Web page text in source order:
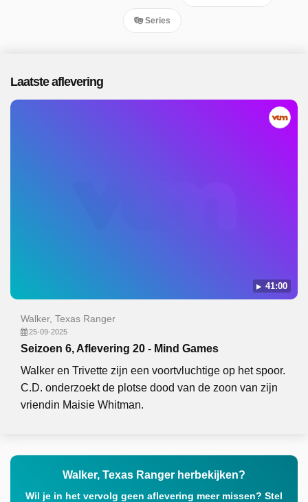
Series
Laatste aflevering
41:00
Walker, Texas Ranger
25-09-2025
Seizoen 6, Aflevering 20 - Mind Games
Walker en Trivette zijn een voortvluchtige op het spoor.
C.D. onderzoekt de plotse dood van de zoon van zijn
vriendin Maisie Whitman.
Walker, Texas Ranger herbekijken?
Wil je in het vervolg geen aflevering meer missen? Stel